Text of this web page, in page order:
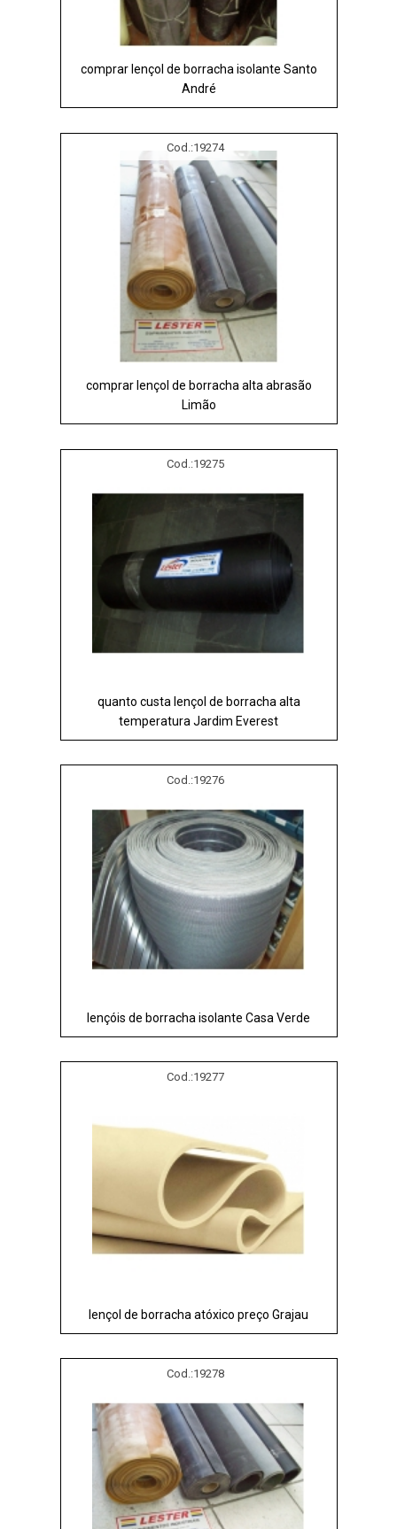
comprar lençol de borracha isolante Santo
André
Cod.:19274
comprar lençol de borracha alta abrasão
Limão
Cod.:19275
quanto custa lençol de borracha alta
temperatura Jardim Everest
Cod.:19276
lençóis de borracha isolante Casa Verde
Cod.:19277
lençol de borracha atóxico preço Grajau
Cod.:19278